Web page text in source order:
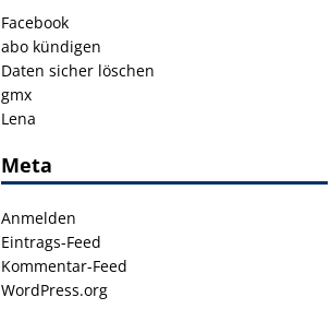
Facebook
abo kündigen
Daten sicher löschen
gmx
Lena
Meta
Anmelden
Eintrags-Feed
Kommentar-Feed
WordPress.org